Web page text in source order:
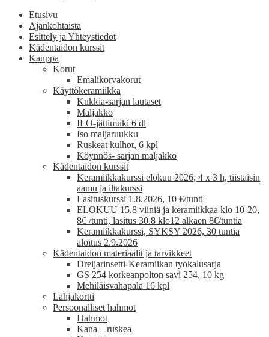
Etusivu
Ajankohtaista
Esittely ja Yhteystiedot
Kädentaidon kurssit
Kauppa
Korut
Emalikorvakorut
Käyttökeramiikka
Kukkia-sarjan lautaset
Maljakko
ILO-jättimuki 6 dl
Iso maljaruukku
Ruskeat kulhot, 6 kpl
Köynnös- sarjan maljakko
Kädentaidon kurssit
Keramiikkakurssi elokuu 2026, 4 x 3 h, tiistaisin
aamu ja iltakurssi
Lasituskurssi 1.8.2026, 10 €/tunti
ELOKUU 15.8 viiniä ja keramiikkaa klo 10-20,
8€ /tunti, lasitus 30.8 klo12 alkaen 8€/tuntia
Keramiikkakurssi, SYKSY 2026, 30 tuntia
aloitus 2.9.2026
Kädentaidon materiaalit ja tarvikkeet
Dreijarinsetti-Keramiikan työkalusarja
GS 254 korkeanpolton savi 254, 10 kg
Mehiläisvahapala 16 kpl
Lahjakortti
Persoonalliset hahmot
Hahmot
Kana – ruskea